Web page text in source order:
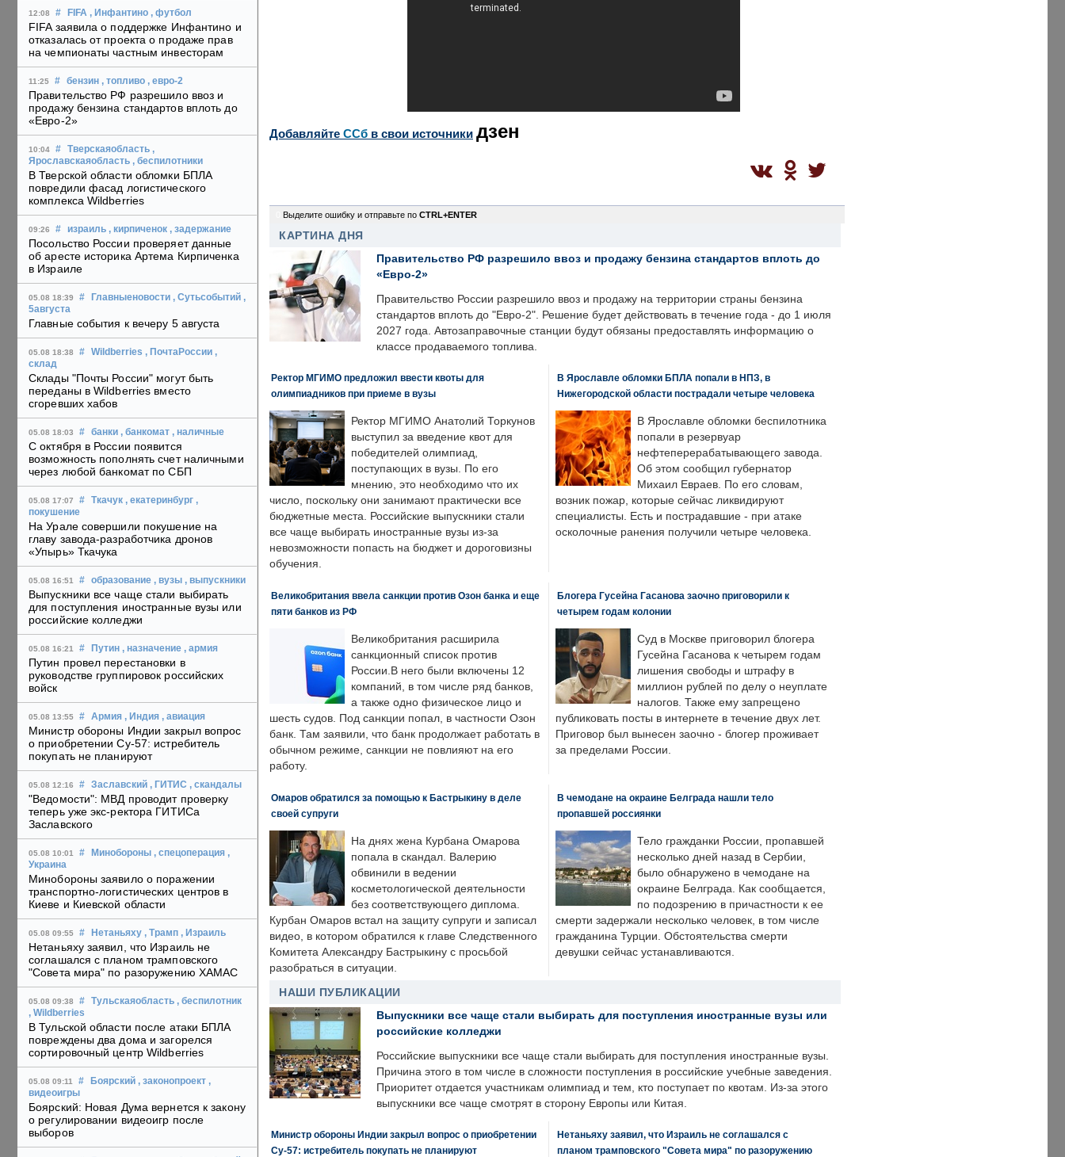
12:08 # FIFA , Инфантино , футбол
FIFA заявила о поддержке Инфантино и
отказалась от проекта о продаже прав
на чемпионаты частным инвесторам
11:25 # бензин , топливо , евро-2
Правительство РФ разрешило ввоз и
продажу бензина стандартов вплоть до
«Евро-2»
10:04 # Тверскаяобласть ,
Ярославскаяобласть , беспилотники
В Тверской области обломки БПЛА
повредили фасад логистического
комплекса Wildberries
09:26 # израиль , кирпиченок , задержание
Посольство России проверяет данные
об аресте историка Артема Кирпиченка
в Израиле
05.08 18:39 # Главныеновости , Сутьсобытий ,
5августа
Главные события к вечеру 5 августа
05.08 18:38 # Wildberries , ПочтаРоссии ,
склад
Склады "Почты России" могут быть
переданы в Wildberries вместо
сгоревших хабов
05.08 18:03 # банки , банкомат , наличные
С октября в России появится
возможность пополнять счет наличными
через любой банкомат по СБП
05.08 17:07 # Ткачук , екатеринбург ,
покушение
На Урале совершили покушение на
главу завода-разработчика дронов
«Упырь» Ткачука
05.08 16:51 # образование , вузы , выпускники
Выпускники все чаще стали выбирать
для поступления иностранные вузы или
российские колледжи
05.08 16:21 # Путин , назначение , армия
Путин провел перестановки в
руководстве группировок российских
войск
05.08 13:55 # Армия , Индия , авиация
Министр обороны Индии закрыл вопрос
о приобретении Су-57: истребитель
покупать не планируют
05.08 12:16 # Заславский , ГИТИС , скандалы
"Ведомости": МВД проводит проверку
теперь уже экс-ректора ГИТИСа
Заславского
05.08 10:01 # Минобороны , спецоперация ,
Украина
Минобороны заявило о поражении
транспортно-логистических центров в
Киеве и Киевской области
05.08 09:55 # Нетаньяху , Трамп , Израиль
Нетаньяху заявил, что Израиль не
соглашался с планом трамповского
"Совета мира" по разоружению ХАМАС
05.08 09:38 # Тульскаяобласть , беспилотник
, Wildberries
В Тульской области после атаки БПЛА
повреждены два дома и загорелся
сортировочный центр Wildberries
05.08 09:11 # Боярский , законопроект ,
видеоигры
Боярский: Новая Дума вернется к закону
о регулировании видеоигр после
выборов
Добавляйте CСб в свои источники дзен
Выделите ошибку и отправьте по CTRL+ENTER
КАРТИНА ДНЯ
Правительство РФ разрешило ввоз и продажу бензина стандартов вплоть до
«Евро-2»
Правительство России разрешило ввоз и продажу на территории страны бензина
стандартов вплоть до "Евро-2". Решение будет действовать в течение года - до 1 июля
2027 года. Автозаправочные станции будут обязаны предоставлять информацию о
классе продаваемого топлива.
Ректор МГИМО предложил ввести квоты для
олимпиадников при приеме в вузы
Ректор МГИМО Анатолий Торкунов
выступил за введение квот для
победителей олимпиад,
поступающих в вузы. По его
мнению, это необходимо что их
число, поскольку они занимают практически все
бюджетные места. Российские выпускники стали
все чаще выбирать иностранные вузы из-за
невозможности попасть на бюджет и дороговизны
обучения.
В Ярославле обломки БПЛА попали в НПЗ, в
Нижегородской области пострадали четыре человека
В Ярославле обломки беспилотника
попали в резервуар
нефтеперерабатывающего завода.
Об этом сообщил губернатор
Михаил Евраев. По его словам,
возник пожар, которые сейчас ликвидируют
специалисты. Есть и пострадавшие - при атаке
осколочные ранения получили четыре человека.
Великобритания ввела санкции против Озон банка и еще
пяти банков из РФ
Великобритания расширила
санкционный список против
России.В него были включены 12
компаний, в том числе ряд банков,
а также одно физическое лицо и
шесть судов. Под санкции попал, в частности Озон
банк. Там заявили, что банк продолжает работать в
обычном режиме, санкции не повлияют на его
работу.
Блогера Гусейна Гасанова заочно приговорили к
четырем годам колонии
Суд в Москве приговорил блогера
Гусейна Гасанова к четырем годам
лишения свободы и штрафу в
миллион рублей по делу о неуплате
налогов. Также ему запрещено
публиковать посты в интернете в течение двух лет.
Приговор был вынесен заочно - блогер проживает
за пределами России.
Омаров обратился за помощью к Бастрыкину в деле
своей супруги
На днях жена Курбана Омарова
попала в скандал. Валерию
обвинили в ведении
косметологической деятельности
без соответствующего диплома.
Курбан Омаров встал на защиту супруги и записал
видео, в котором обратился к главе Следственного
Комитета Александру Бастрыкину с просьбой
разобраться в ситуации.
В чемодане на окраине Белграда нашли тело
пропавшей россиянки
Тело гражданки России, пропавшей
несколько дней назад в Сербии,
было обнаружено в чемодане на
окраине Белграда. Как сообщается,
по подозрению в причастности к ее
смерти задержали несколько человек, в том числе
гражданина Турции. Обстоятельства смерти
девушки сейчас устанавливаются.
НАШИ ПУБЛИКАЦИИ
Выпускники все чаще стали выбирать для поступления иностранные вузы или
российские колледжи
Российские выпускники все чаще стали выбирать для поступления иностранные вузы.
Причина этого в том числе в сложности поступления в российские учебные заведения.
Приоритет отдается участникам олимпиад и тем, кто поступает по квотам. Из-за этого
выпускники все чаще смотрят в сторону Европы или Китая.
Министр обороны Индии закрыл вопрос о приобретении
Су-57: истребитель покупать не планируют
Нетаньяху заявил, что Израиль не соглашался с
планом трамповского "Совета мира" по разоружению